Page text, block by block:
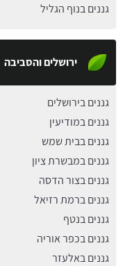
גננים בנוף הגליל
ירושלים והסביבה
גננים בירושלים
גננים במודיעין
גננים בבית שמש
גננים במבשרת ציון
גננים בצור הדסה
גננים ברמת רזיאל
גננים בנטף
גננים בכפר אוריה
גננים באלעזר